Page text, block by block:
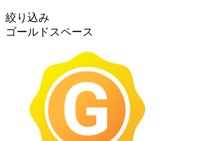
絞り込み
ゴールドスペース